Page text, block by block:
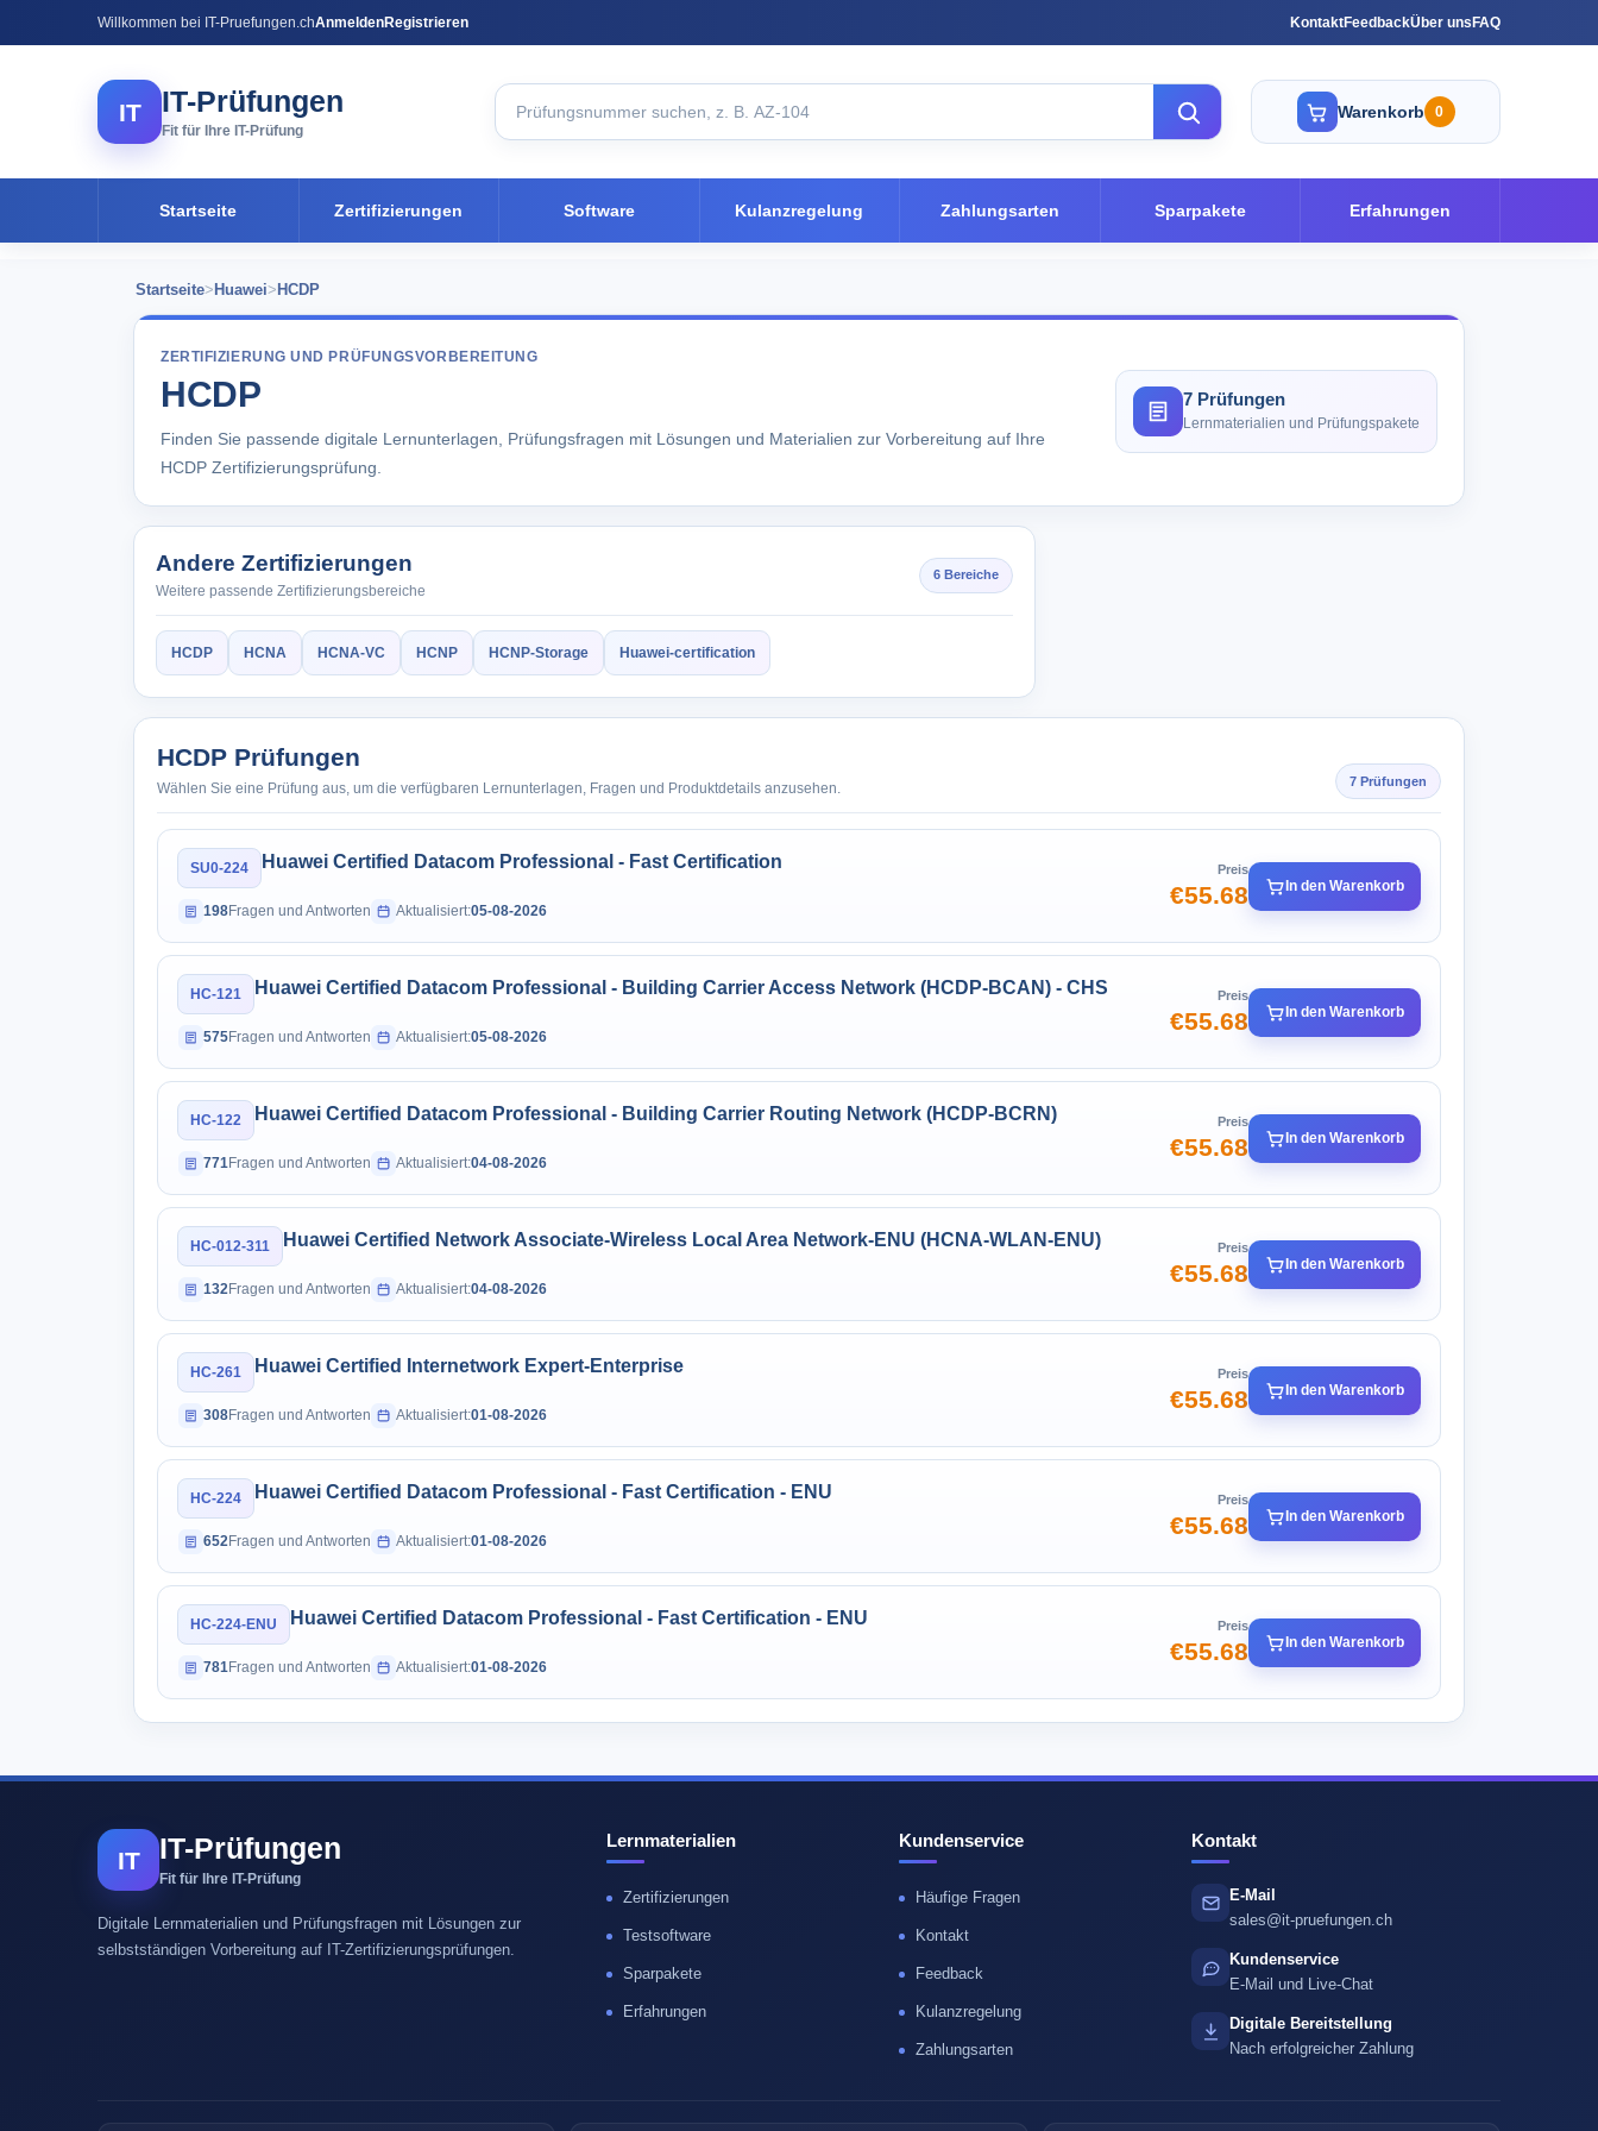
Willkommen bei IT-Pruefungen.chAnmeldenRegistrieren KontaktFeedbackÜber uns FAQ
IT IT-Prüfungen
Fit für Ihre IT-Prüfung
Warenkorb 0
Startseite Zertifizierungen Software Kulanzregelung Zahlungsarten Sparpakete Erfahrungen
Startseite> Huawei> HCDP
ZERTIFIZIERUNG UND PRÜFUNGSVORBEREITUNG
HCDP
Finden Sie passende digitale Lernunterlagen, Prüfungsfragen mit Lösungen und Materialien zur Vorbereitung auf Ihre
HCDP Zertifizierungsprüfung.
7 Prüfungen
Lernmaterialien und Prüfungspakete
Andere Zertifizierungen
Weitere passende Zertifizierungsbereiche
6 Bereiche
HCDP HCNA HCNA-VC HCNP HCNP-Storage Huawei-certification
HCDP Prüfungen
Wählen Sie eine Prüfung aus, um die verfügbaren Lernunterlagen, Fragen und Produktdetails anzusehen. 7 Prüfungen
SU0-224 Huawei Certified Datacom Professional - Fast Certification
198Fragen und Antworten Aktualisiert:05-08-2026
Preis
€55.68 In den Warenkorb
HC-121 Huawei Certified Datacom Professional - Building Carrier Access Network (HCDP-BCAN) - CHS
575Fragen und Antworten Aktualisiert:05-08-2026
Preis
€55.68 In den Warenkorb
HC-122 Huawei Certified Datacom Professional - Building Carrier Routing Network (HCDP-BCRN)
771Fragen und Antworten Aktualisiert:04-08-2026
Preis
€55.68 In den Warenkorb
HC-012-311 Huawei Certified Network Associate-Wireless Local Area Network-ENU (HCNA-WLAN-ENU)
132Fragen und Antworten Aktualisiert:04-08-2026
Preis
€55.68 In den Warenkorb
HC-261 Huawei Certified Internetwork Expert-Enterprise
308Fragen und Antworten Aktualisiert:01-08-2026
Preis
€55.68 In den Warenkorb
HC-224 Huawei Certified Datacom Professional - Fast Certification - ENU
652Fragen und Antworten Aktualisiert:01-08-2026
Preis
€55.68 In den Warenkorb
HC-224-ENU Huawei Certified Datacom Professional - Fast Certification - ENU
781Fragen und Antworten Aktualisiert:01-08-2026
Preis
€55.68 In den Warenkorb
IT IT-Prüfungen
Fit für Ihre IT-Prüfung
Digitale Lernmaterialien und Prüfungsfragen mit Lösungen zur
selbstständigen Vorbereitung auf IT-Zertifizierungsprüfungen.
Lernmaterialien
Zertifizierungen
Testsoftware
Sparpakete
Erfahrungen
Kundenservice
Häufige Fragen
Kontakt
Feedback
Kulanzregelung
Zahlungsarten
Kontakt
E-Mail
sales@it-pruefungen.ch
Kundenservice
E-Mail und Live-Chat
Digitale Bereitstellung
Nach erfolgreicher Zahlung